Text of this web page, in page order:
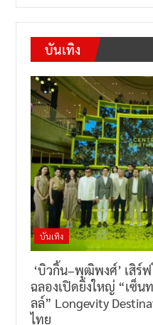
บันเทิง
บันเทิง
‘บิวกิ้น–พุฒิพงศ์’ เสิร์
ฉลองเปิดยิ่งใหญ่ “เซ็น
ลล์” Longevity
ไทย